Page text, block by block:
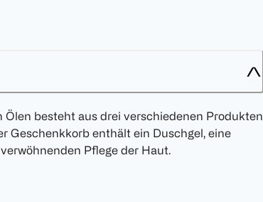
besteht aus drei verschiedenen Produkten
Geschenkkorb enthält ein Duschgel, eine
Pflege der Haut.